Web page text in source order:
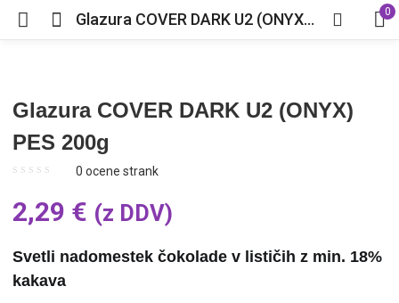
Glazura COVER DARK U2 (ONYX) PES 200g 0
Glazura COVER DARK U2 (ONYX)
PES 200g
0 ocene strank
2,29 € (z DDV)
Svetli nadomestek čokolade v lističih z min. 18%
kakava